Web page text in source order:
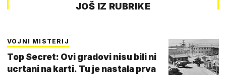
JOŠ IZ RUBRIKE
VOJNI MISTERIJ
Top Secret: Ovi gradovi nisu bili ni
ucrtani na karti. Tu je nastala prva